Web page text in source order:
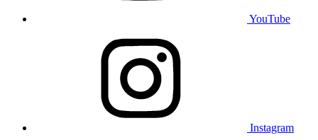
YouTube
Instagram